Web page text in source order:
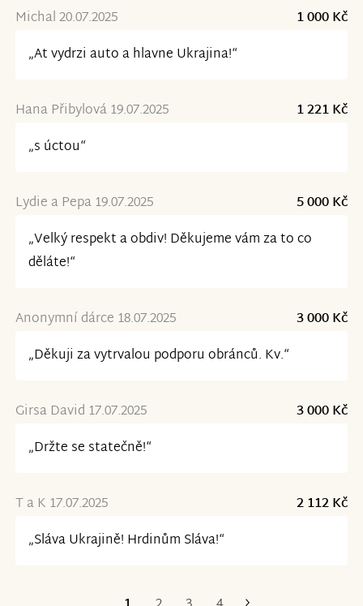
Michal 20.07.2025
1 000 Kč
„At vydrzi auto a hlavne Ukrajina!“
Hana Přibylová 19.07.2025
1 221 Kč
„s úctou“
Lydie a Pepa 19.07.2025
5 000 Kč
„Velký respekt a obdiv! Děkujeme vám za to co
děláte!“
Anonymní dárce 18.07.2025
3 000 Kč
„Děkuji za vytrvalou podporu obránců. Kv.“
Girsa David 17.07.2025
3 000 Kč
„Držte se statečně!“
T a K 17.07.2025
2 112 Kč
„Sláva Ukrajině! Hrdinům Sláva!“